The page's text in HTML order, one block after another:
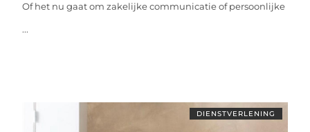
Of het nu gaat om zakelijke communicatie of persoonlijke
...
DIENSTVERLENING